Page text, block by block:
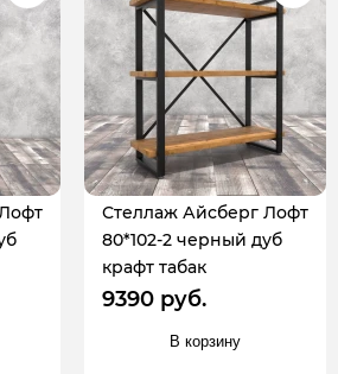
Стеллаж Айсберг Лофт
80*102-2 черный дуб
крафт табак
9390 руб.
В корзину